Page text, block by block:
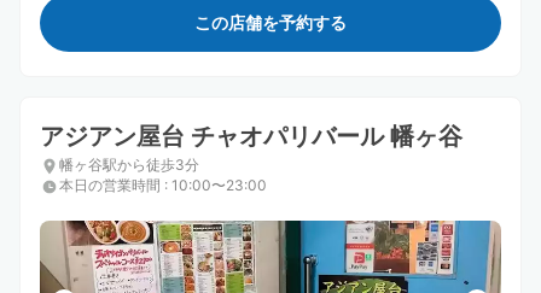
この店舗を予約する
アジアン屋台 チャオパリバール 幡ヶ谷
幡ヶ谷駅から徒歩3分
本日の営業時間 : 10:00〜23:00